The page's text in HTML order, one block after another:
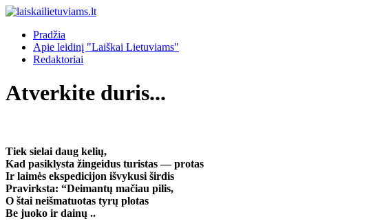
Pradžia
Apie leidinį "Laiškai Lietuviams"
Redaktoriai
Atverkite duris...
Tiek sielai daug kelių,
Kad pasiklysta žingeidus turistas — protas
Ir laimės ekspedicijon išvykusi širdis
Pravirksta: “Deimantų mačiau pilis,
O štai neišmatuotas tyrų plotas
Be juoko ir dainų ..